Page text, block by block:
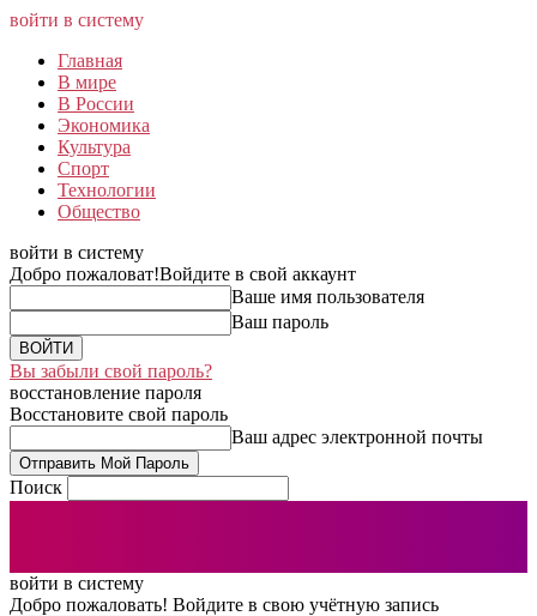
войти в систему
Главная
В мире
В России
Экономика
Культура
Спорт
Технологии
Общество
войти в систему
Добро пожаловат!Войдите в свой аккаунт
Ваше имя пользователя
Ваш пароль
Вы забыли свой пароль?
восстановление пароля
Восстановите свой пароль
Ваш адрес электронной почты
Поиск
войти в систему
Добро пожаловать! Войдите в свою учётную запись